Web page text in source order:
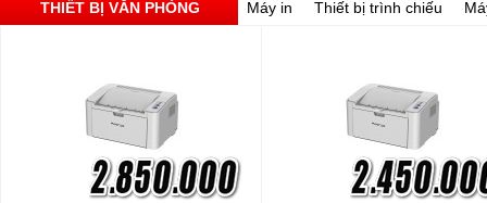
THIẾT BỊ VĂN PHÒNG Máy in Thiết bị trình chiếu